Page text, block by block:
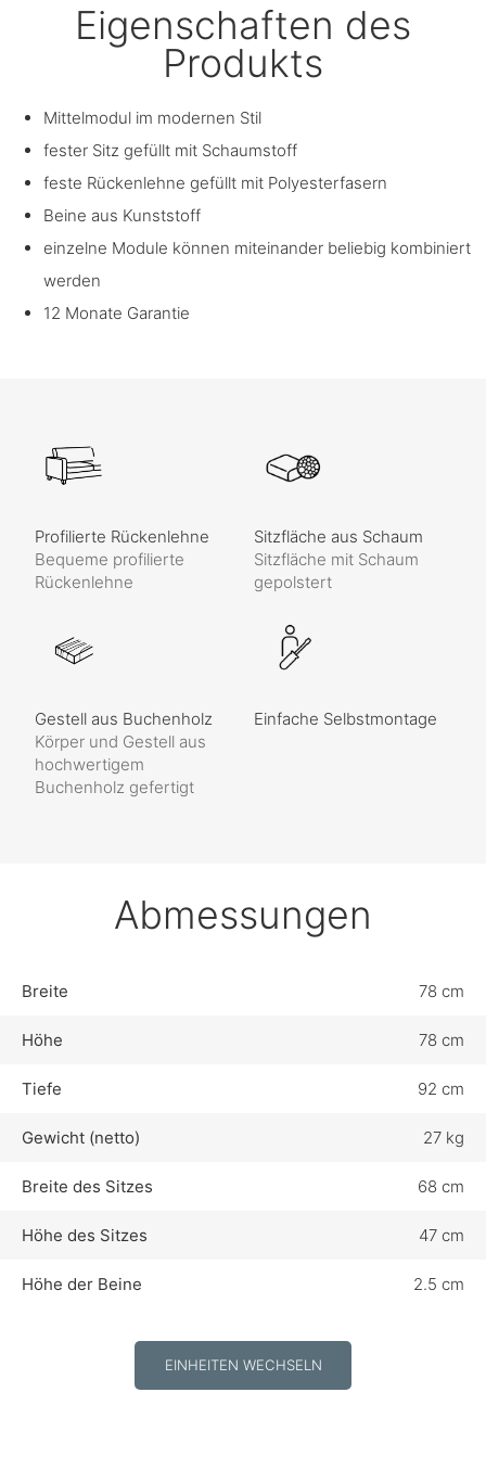
Eigenschaften des
Produkts
Mittelmodul im modernen Stil
fester Sitz gefüllt mit Schaumstoff
feste Rückenlehne gefüllt mit Polyesterfasern
Beine aus Kunststoff
einzelne Module können miteinander beliebig kombiniert
werden
12 Monate Garantie
Profilierte Rückenlehne
Bequeme profilierte
Rückenlehne
Sitzfläche aus Schaum
Sitzfläche mit Schaum
gepolstert
Gestell aus Buchenholz
Körper und Gestell aus
hochwertigem
Buchenholz gefertigt
Einfache Selbstmontage
Abmessungen
Breite 78 cm
Höhe 78 cm
Tiefe 92 cm
Gewicht (netto) 27 kg
Breite des Sitzes 68 cm
Höhe des Sitzes 47 cm
Höhe der Beine 2.5 cm
EINHEITEN WECHSELN